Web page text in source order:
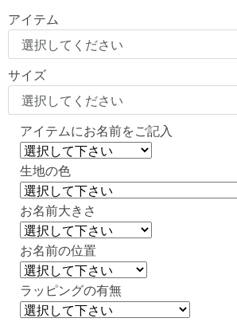
アイテム
サイズ
アイテムにお名前をご記入
生地の色
お名前大きさ
お名前の位置
ラッピングの有無